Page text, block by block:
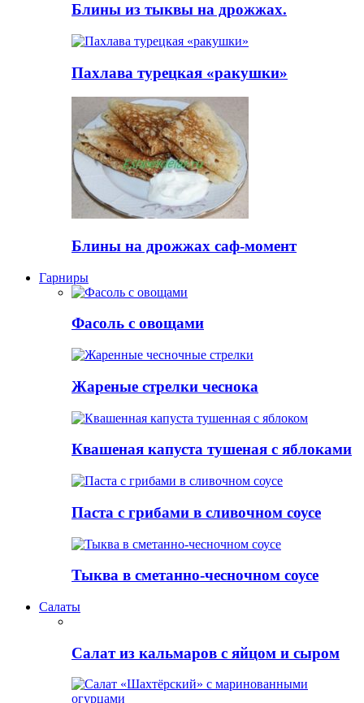
Блины из тыквы на дрожжах.
Пахлава турецкая «ракушки»
Блины на дрожжах саф-момент
Гарниры
Фасоль с овощами
Жареные стрелки чеснока
Квашеная капуста тушеная с яблоками
Паста с грибами в сливочном соусе
Тыква в сметанно-чесночном соусе
Салаты
Салат из кальмаров с яйцом и сыром